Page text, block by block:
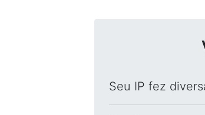
Seu IP fez